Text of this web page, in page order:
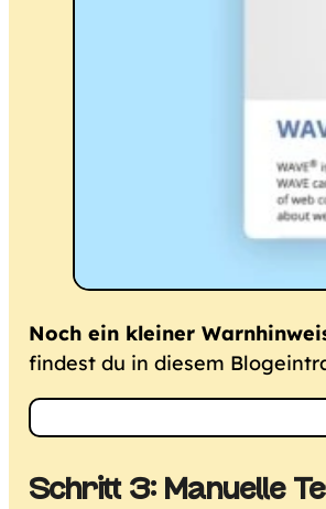
Noch ein kleiner
findest du in diesem
Schritt 3: Manuelle